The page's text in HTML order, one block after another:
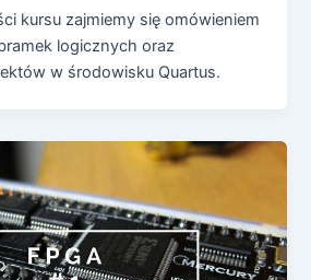
kursu zajmiemy się omówieniem
logicznych oraz
w środowisku Quartus.